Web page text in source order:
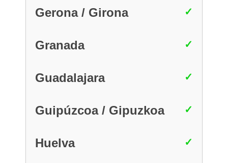
Gerona / Girona
Granada
Guadalajara
Guipúzcoa / Gipuzkoa
Huelva